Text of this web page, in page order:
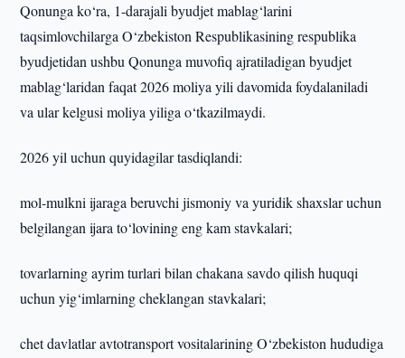
Qonunga ko‘ra, 1-darajali byudjet mablag‘larini
taqsimlovchilarga O‘zbekiston Respublikasining respublika
byudjetidan ushbu Qonunga muvofiq ajratiladigan byudjet
mablag‘laridan faqat 2026 moliya yili davomida foydalaniladi
va ular kelgusi moliya yiliga o‘tkazilmaydi.
2026 yil uchun quyidagilar tasdiqlandi:
mol-mulkni ijaraga beruvchi jismoniy va yuridik shaxslar uchun
belgilangan ijara to‘lovining eng kam stavkalari;
tovarlarning ayrim turlari bilan chakana savdo qilish huquqi
uchun yig‘imlarning cheklangan stavkalari;
chet davlatlar avtotransport vositalarining O‘zbekiston hududiga